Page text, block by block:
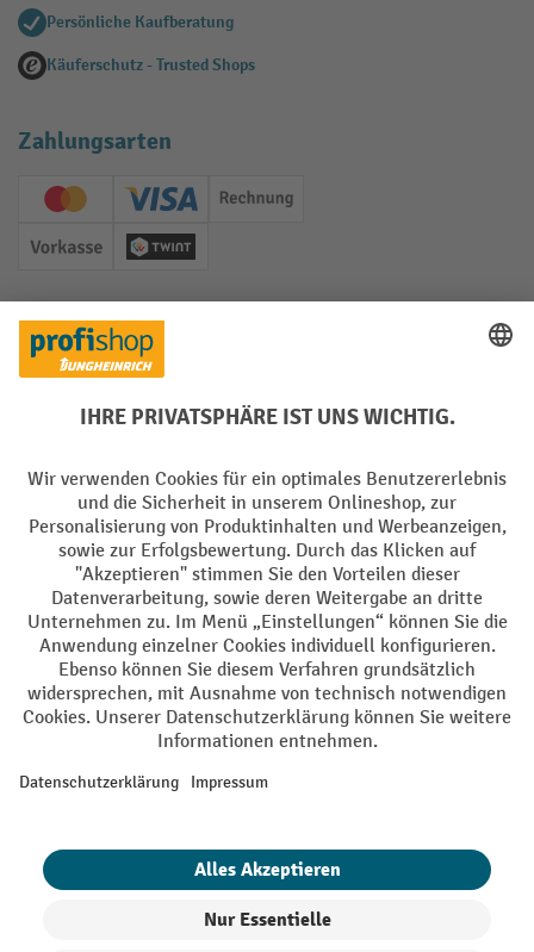
Persönliche Kaufberatung
Käuferschutz - Trusted Shops
Zahlungsarten
Creditcard (Master)Creditcard (Visa)
Rechnung
Vorkasse Twint
Soziale Netzwerke
Facebook
YouTube
LinkedInInstagram
Sprachen
DE FR
AGB Impressum Datenschutz Privacy Settings
Alle Preise exkl. gesetzl. Mehrwertsteuer zzgl.Versandkostenund ggf.
Nachnahmegebühren, wenn nicht anders angegeben.
¹ Der Rabatt gilt so lange der Vorrat reicht. Der Rabatt gilt nicht auf
oder Gutscheinen ist nicht möglich. | ² Der Rabatt wird einmalig bei
eingelöst werden. Die Höhe des Rabatts variiert je nach
Produktkategorie und beträgt bis zu 10 % (10 % auf Lager, Umwelt,
Heben | 7% auf Büro). Ausgenommen sind Elektro-Hubwagen,